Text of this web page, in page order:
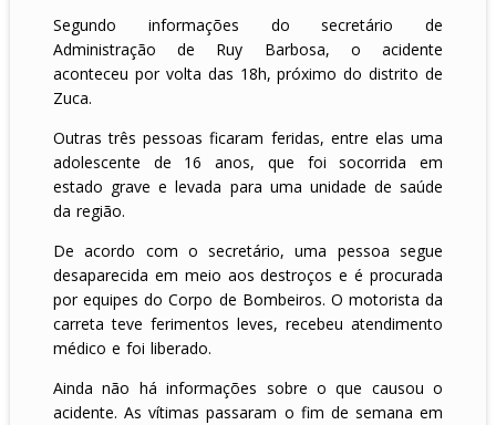
Segundo informações do secretário de
Administração de Ruy Barbosa, o acidente
aconteceu por volta das 18h, próximo do distrito de
Zuca.
Outras três pessoas ficaram feridas, entre elas uma
adolescente de 16 anos, que foi socorrida em
estado grave e levada para uma unidade de saúde
da região.
De acordo com o secretário, uma pessoa segue
desaparecida em meio aos destroços e é procurada
por equipes do Corpo de Bombeiros. O motorista da
carreta teve ferimentos leves, recebeu atendimento
médico e foi liberado.
Ainda não há informações sobre o que causou o
acidente. As vítimas passaram o fim de semana em